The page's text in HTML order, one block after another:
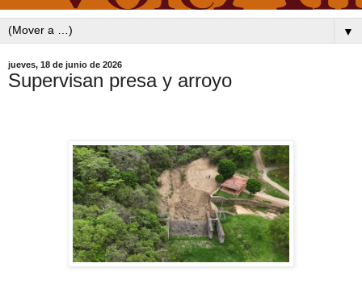
▼
jueves, 18 de junio de 2026
Supervisan presa y arroyo